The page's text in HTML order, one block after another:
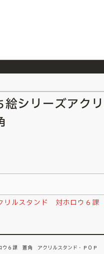
『ONE PIECE magazine 021 ONE PIECE
シリーズアク
リルスタンド 対ホロウ６
ウ６課 蒼角 アクリルスタンド・ＰＯＰ